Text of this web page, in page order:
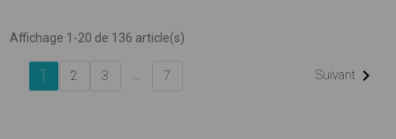
Affichage 1-20 de 136 article(s)
1 2 3 7 Suivant